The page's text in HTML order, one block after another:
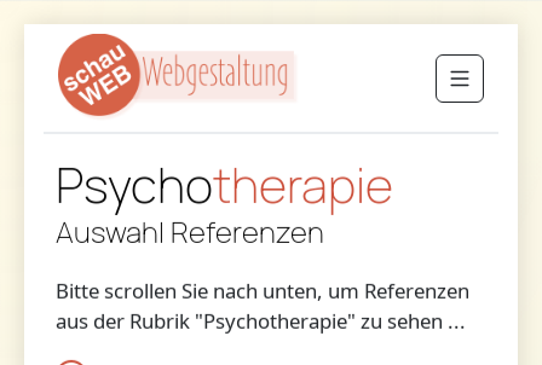
Psychotherapie
Auswahl Referenzen
Bitte scrollen Sie nach unten, um Referenzen
aus der Rubrik "Psychotherapie" zu sehen ...